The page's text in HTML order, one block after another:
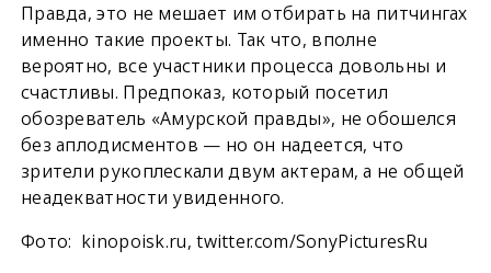
Правда, это не мешает им отбирать на питчингах
именно такие проекты. Так что, вполне
вероятно, все участники процесса довольны и
счастливы. Предпоказ, который посетил
обозреватель «Амурской правды», не обошелся
без аплодисментов — но он надеется, что
зрители рукоплескали двум актерам, а не общей
неадекватности увиденного.
Фото: kinopoisk.ru, twitter.com/SonyPicturesRu